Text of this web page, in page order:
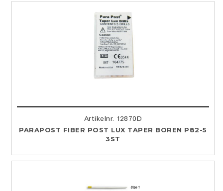
Artikelnr. 12870D
PARAPOST FIBER POST LUX TAPER BOREN P82-5
3ST